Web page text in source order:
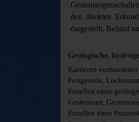
den direkten
dargestellt, Befund
Geologische,
Kartieren
Festgestein,
Erstellen einer
Gesteinsart,
Erstellen einer